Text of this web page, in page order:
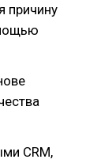
причину
CRM,